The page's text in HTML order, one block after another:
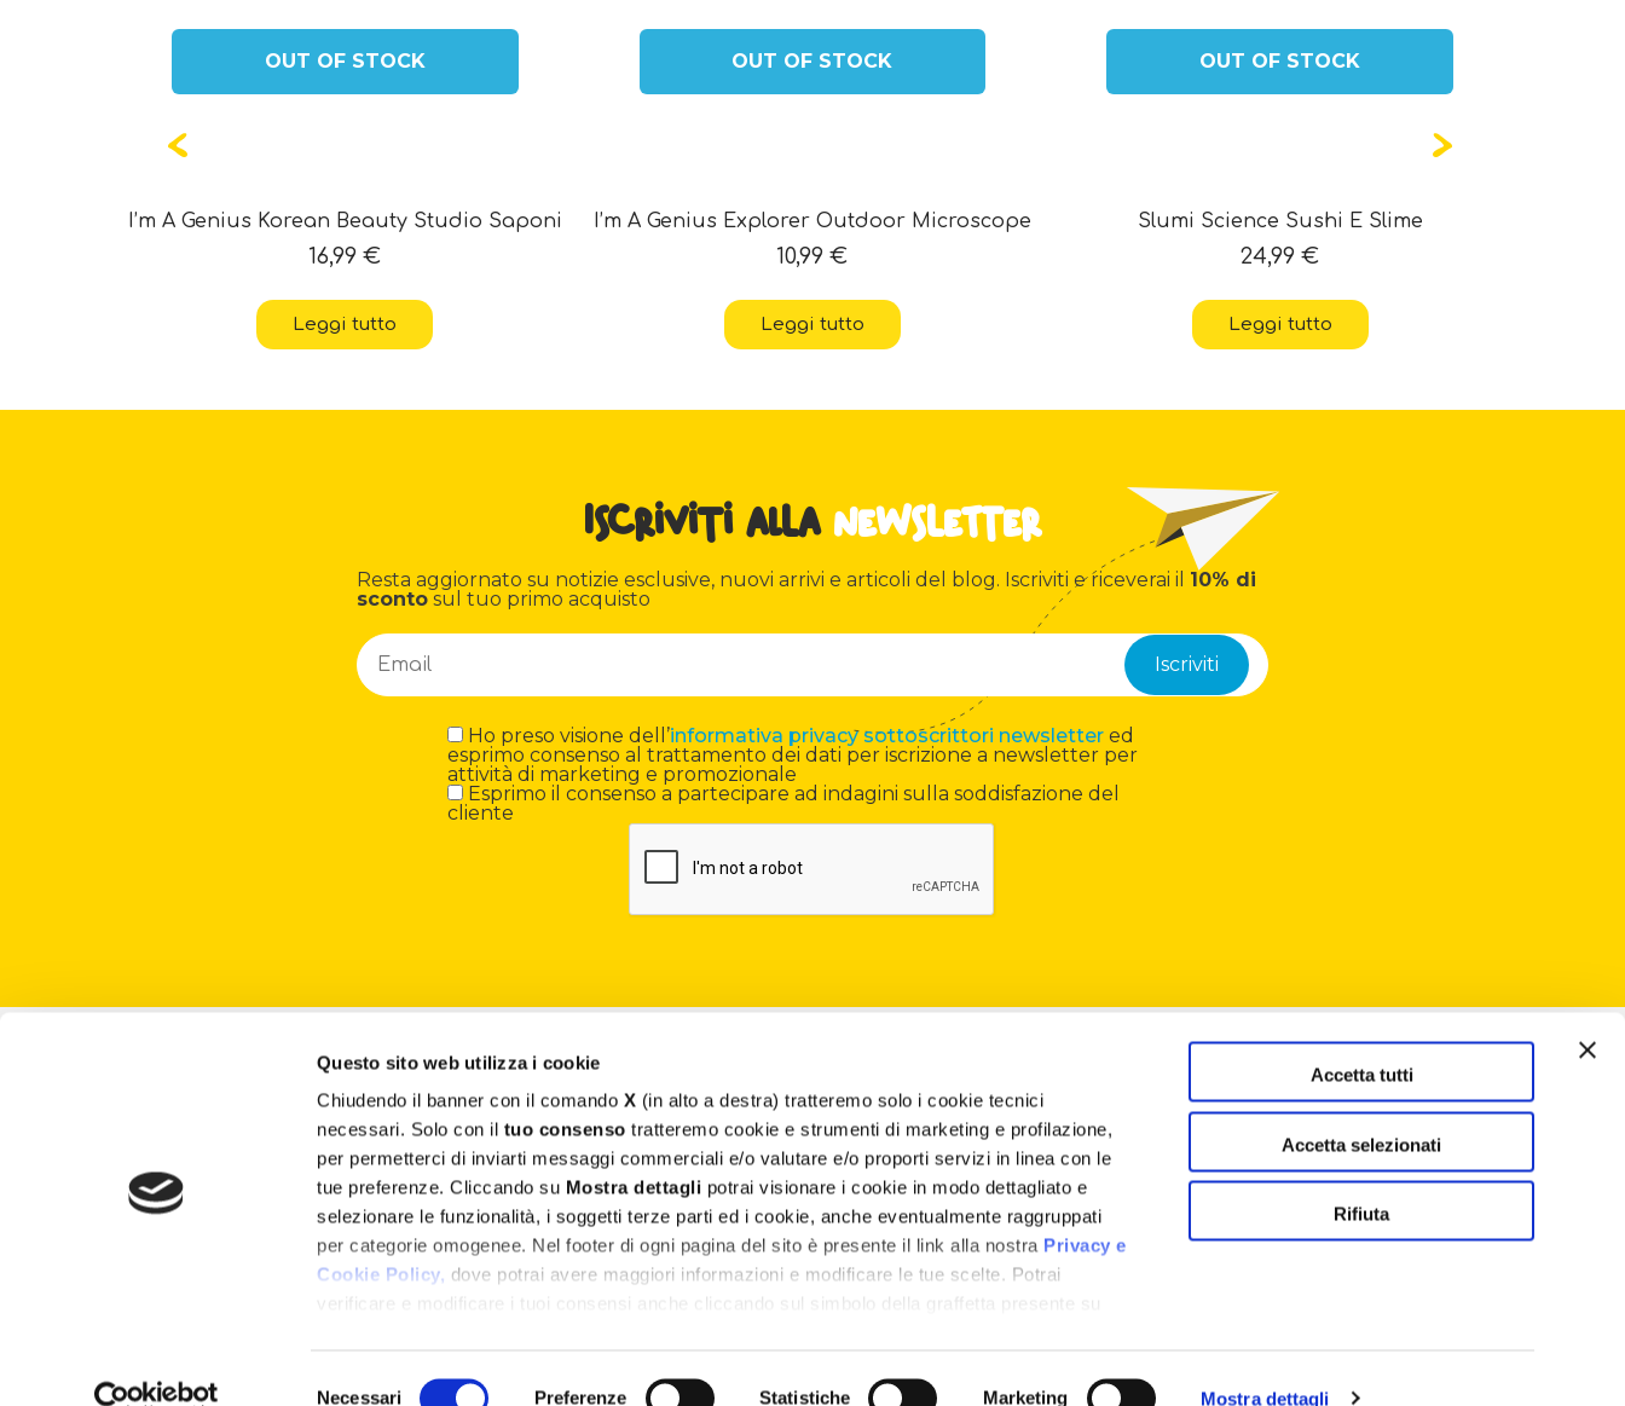
Questo sito web utilizza i cookie
Chiudendo il banner con il comando X (in alto a destra) tratteremo solo i cookie tecnici
necessari. Solo con il tuo consenso tratteremo cookie e strumenti di marketing e profilazione,
per permetterci di inviarti messaggi commerciali e/o valutare e/o proporti servizi in linea con le
tue preferenze. Cliccando su Mostra dettagli potrai visionare i cookie in modo dettagliato e
selezionare le funzionalità, i soggetti terze parti ed i cookie, anche eventualmente raggruppati
per categorie omogenee. Nel footer di ogni pagina del sito è presente il link alla nostra Privacy e
Cookie Policy, dove potrai avere maggiori informazioni e modificare le tue scelte. Potrai
verificare e modificare i tuoi consensi anche cliccando sul simbolo della graffetta presente su
Necessari Preferenze Statistiche Marketing Mostra dettagli
Accetta tutti
Accetta selezionati
Rifiuta
OUT OF STOCK
I’m A Genius Korean Beauty Studio Saponi
16,99€
Leggi tutto
OUT OF STOCK
I’m A Genius Explorer Outdoor Microscope
10,99€
Leggi tutto
OUT OF STOCK
Slumi Science Sushi E Slime
24,99€
Leggi tutto
Iscriviti alla newsletter
Resta aggiornato su notizie esclusive, nuovi arrivi e articoli del blog. Iscriviti e riceverai il 10% di
sconto sul tuo primo acquisto
Ho preso visione dell’informativa privacy sottoscrittori newsletter ed
esprimo consenso al trattamento dei dati per iscrizione a newsletter per
attività di marketing e promozionale
Esprimo il consenso a partecipare ad indagini sulla soddisfazione del
cliente
Shop
Assistenza
Termini e Condizioni
Privacy e Cookie Policy
Whistleblowing
Copyright Ⓒ 2024 Liscianigiochi – Via Ruscitti, Zona Ind.le Sant’Atto (TE) – P.I. 00723030672 – Capitale